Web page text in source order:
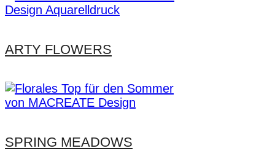
ARTY FLOWERS
SPRING MEADOWS